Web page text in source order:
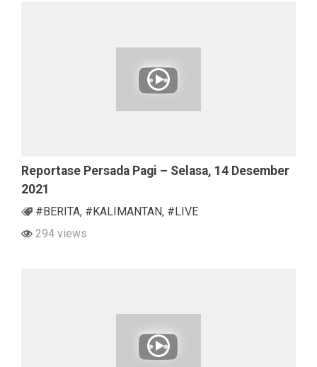
Reportase Persada Pagi – Selasa, 14 Desember
2021
#BERITA, #KALIMANTAN, #LIVE
294 views